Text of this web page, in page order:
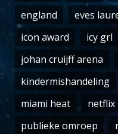
england
eves
icon award
icy grl
johan cruijff arena
kindermishandeling
miami heat
netflix
publieke omroep